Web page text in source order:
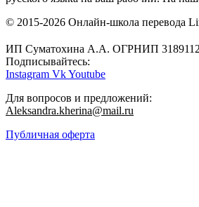
© 2015-2026 Онлайн-школа перевода
ИП Суматохина А.А. ОГРНИП
Подписывайтесь:
Instagram VkYoutube
Для вопросов и предложений:
Aleksandra.kherina@mail.ru
Публичная оферта